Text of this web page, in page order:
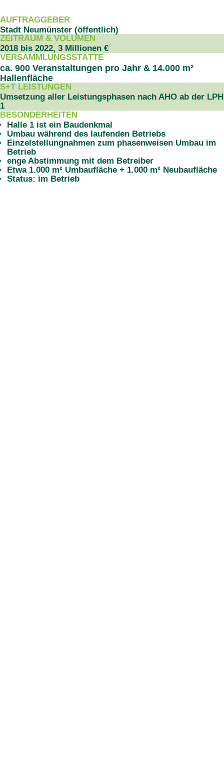
AUFTRAGGEBER
Stadt Neumünster (öffentlich)
ZEITRAUM & VOLUMEN
2018 bis 2022, 3 Millionen €
VERSAMMLUNGSSTÄTTE
ca. 900 Veranstaltungen pro Jahr & 14.000 m²
Hallenfläche
S+T LEISTUNGEN
Umsetzung aller Leistungsphasen nach AHO ab der LPH
1
BESONDERHEITEN
Halle 1 ist ein Baudenkmal
Umbau während des laufenden Betriebs
Einzelstellungnahmen zum phasenweisen Umbau im
Betrieb
enge Abstimmung mit dem Betreiber
Etwa 1.000 m² Umbaufläche + 1.000 m² Neubaufläche
Status: im Betrieb